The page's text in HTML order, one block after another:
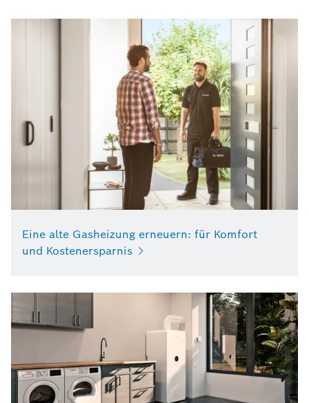
Eine alte Gasheizung erneuern: für Komfort
und Kostenersparnis